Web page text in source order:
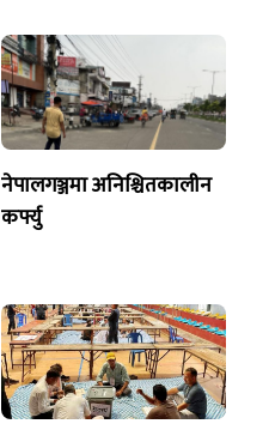
नेपालगञ्जमा अनिश्चितकालीन
कर्फ्यु